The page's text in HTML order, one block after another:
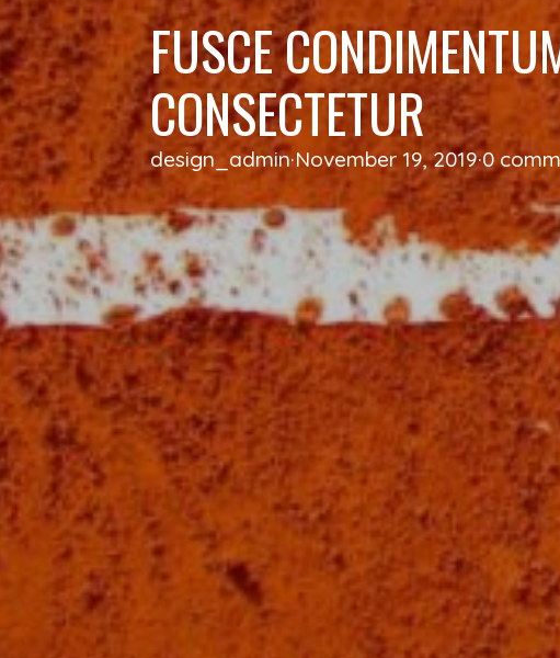
FUSCE
CONSECTETUR
design_admin·November 19, 2019·0